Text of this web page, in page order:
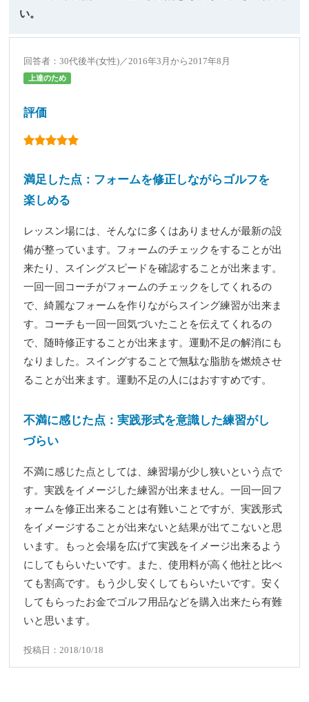
い。
回答者：30代後半(女性)／2016年3月から2017年8月
上達のため
評価
満足した点：フォームを修正しながらゴルフを
楽しめる
レッスン場には、そんなに多くはありませんが最新の設
備が整っています。フォームのチェックをすることが出
来たり、スイングスピードを確認することが出来ます。
一回一回コーチがフォームのチェックをしてくれるの
で、綺麗なフォームを作りながらスイング練習が出来ま
す。コーチも一回一回気づいたことを伝えてくれるの
で、随時修正することが出来ます。運動不足の解消にも
なりました。スイングすることで無駄な脂肪を燃焼させ
ることが出来ます。運動不足の人にはおすすめです。
不満に感じた点：実践形式を意識した練習がし
づらい
不満に感じた点としては、練習場が少し狭いという点で
す。実践をイメージした練習が出来ません。一回一回フ
ォームを修正出来ることは有難いことですが、実践形式
をイメージすることが出来ないと結果が出てこないと思
います。もっと会場を広げて実践をイメージ出来るよう
にしてもらいたいです。また、使用料が高く他社と比べ
ても割高です。もう少し安くしてもらいたいです。安く
してもらったお金でゴルフ用品などを購入出来たら有難
いと思います。
投稿日：2018/10/18